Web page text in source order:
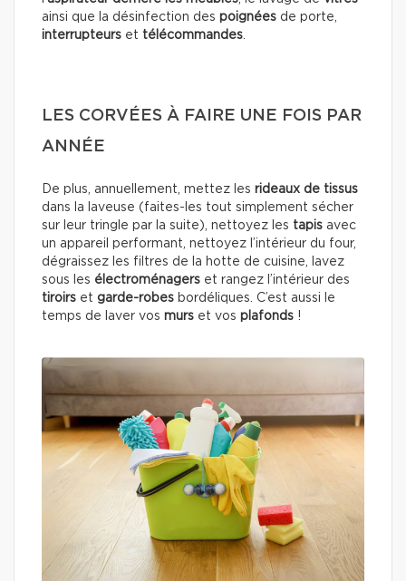
ainsi que la désinfection des poignées de porte,
interrupteurs et télécommandes
LES CORVÉES À FAIRE UNE FOIS PAR
ANNÉE
De plus, annuellement, mettez les rideaux de tissus
dans la laveuse (faites-les tout simplement sécher
sur leur tringle par la suite), nettoyez les tapis avec
un appareil performant, nettoyez l’intérieur du four,
dégraissez les filtres de la hotte de cuisine, lavez
sous les électroménagers et rangez l’intérieur des
tiroirs et garde-robes bordéliques. C’est aussi le
temps de laver vos murs et vos plafonds !